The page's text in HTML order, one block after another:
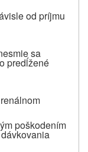
od príjmu
sa
predĺžené
poškodením